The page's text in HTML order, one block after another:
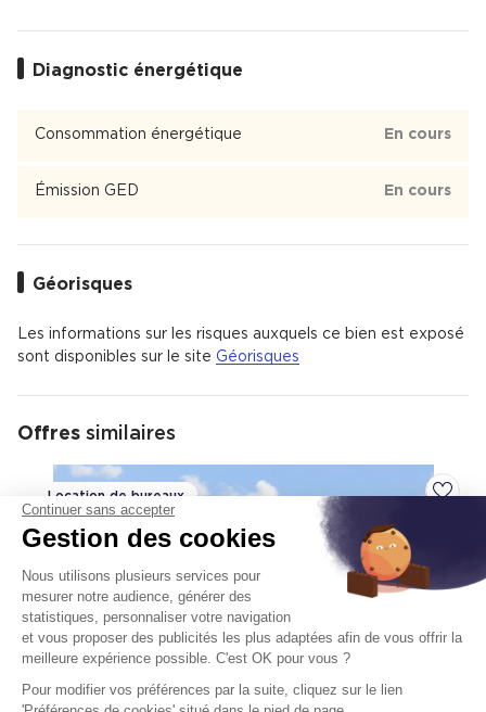
, École
Val de Seine
Val de Seine est un quartier de Issy-les-Moulineaux.
Diagnostic énergétique
Consommation énergétique En cours
Émission GED En cours
Géorisques
Les informations sur les risques auxquels ce bien est exposé
sont disponibles sur le site Géorisques
Offres similaires
Location de bureaux
Continuer sans accepter
Gestion des cookies
Nous utilisons plusieurs services pour
mesurer notre audience, générer des
statistiques, personnaliser votre navigation
et vous proposer des publicités les plus adaptées afin de vous offrir la
meilleure expérience possible. C'est OK pour vous ?
Pour modifier vos préférences par la suite, cliquez sur le lien